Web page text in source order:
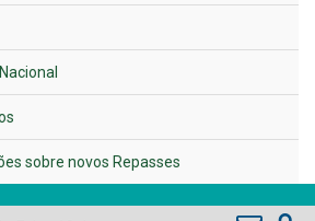
Estado de Pernambuco